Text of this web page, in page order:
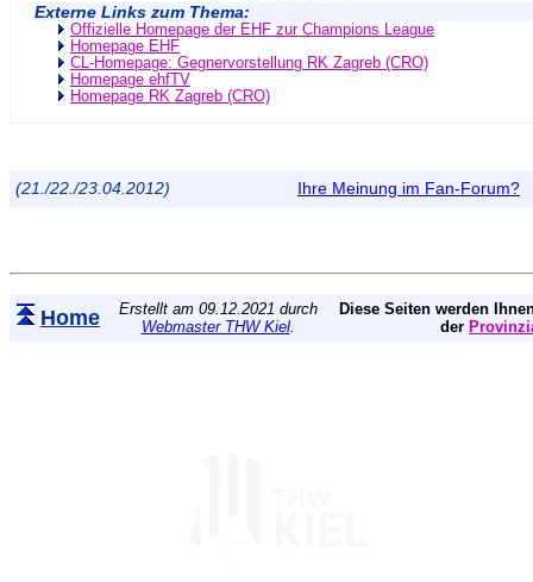
Externe Links zum Thema:
Offizielle Homepage der EHF zur Champions League
Homepage EHF
CL-Homepage: Gegnervorstellung RK Zagreb (CRO)
Homepage ehfTV
Homepage RK Zagreb (CRO)
(21./22./23.04.2012) Ihre Meinung im Fan-Forum?
Home
Erstellt am 09.12.2021 durch
Webmaster THW Kiel.
Diese Seiten werden
der